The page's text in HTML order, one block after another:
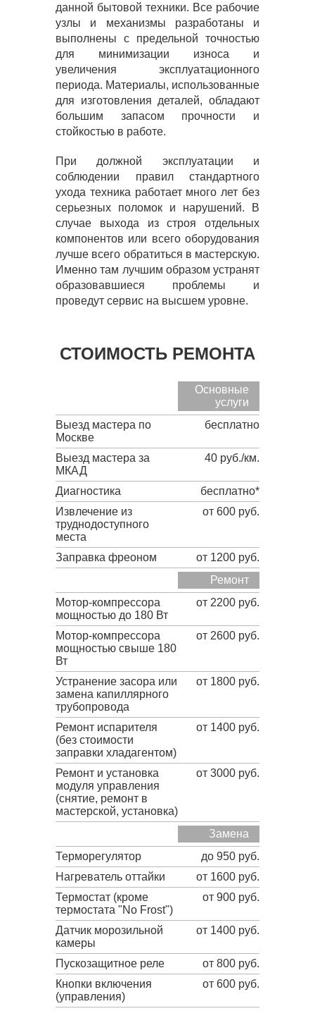
данной бытовой техники. Все рабочие
узлы и механизмы разработаны и
выполнены с предельной точностью
для минимизации износа и
увеличения эксплуатационного
периода. Материалы, использованные
для изготовления деталей, обладают
большим запасом прочности и
стойкостью в работе.
При должной эксплуатации и
соблюдении правил стандартного
ухода техника работает много лет без
серьезных поломок и нарушений. В
случае выхода из строя отдельных
компонентов или всего оборудования
лучше всего обратиться в мастерскую.
Именно там лучшим образом устранят
образовавшиеся проблемы и
проведут сервис на высшем уровне.
СТОИМОСТЬ РЕМОНТА
Основные
услуги
Выезд мастера по
Москве
бесплатно
Выезд мастера за
МКАД
40 руб./км.
Диагностика
бесплатно*
Извлечение из
труднодоступного
места
от 600 руб.
Заправка фреоном
от 1200 руб.
Ремонт
Мотор-компрессора
мощностью до 180 Вт
от 2200 руб.
Мотор-компрессора
мощностью свыше 180
Вт
от 2600 руб.
Устранение засора или
замена капиллярного
трубопровода
от 1800 руб.
Ремонт испарителя
(без стоимости
заправки хладагентом)
от 1400 руб.
Ремонт и установка
модуля управления
(снятие, ремонт в
мастерской, установка)
от 3000 руб.
Замена
Терморегулятор
до 950 руб.
Нагреватель оттайки
от 1600 руб.
Термостат (кроме
термостата "No Frost")
от 900 руб.
Датчик морозильной
камеры
от 1400 руб.
Пускозащитное реле
от 800 руб.
Кнопки включения
(управления)
от 600 руб.